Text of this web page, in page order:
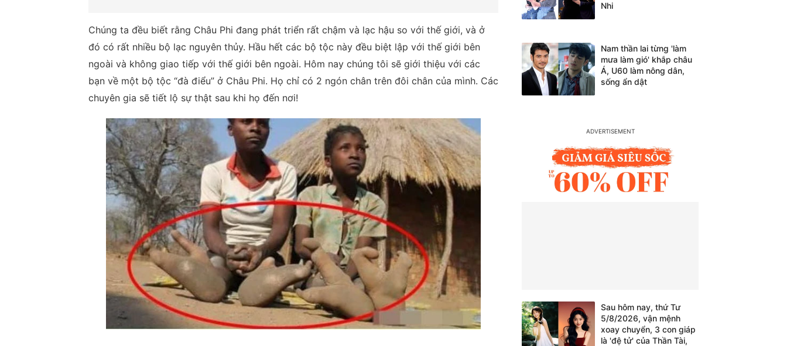
Chúng ta đều biết rằng Châu Phi đang phát triển rất chậm và lạc hậu so với thế giới, và ở
đó có rất nhiều bộ lạc nguyên thủy. Hầu hết các bộ tộc này đều biệt lập với thế giới bên
ngoài và không giao tiếp với thế giới bên ngoài. Hôm nay chúng tôi sẽ giới thiệu với các
bạn về một bộ tộc “đà điểu” ở Châu Phi. Họ chỉ có 2 ngón chân trên đôi chân của mình. Các
chuyên gia sẽ tiết lộ sự thật sau khi họ đến nơi!
Nhi
Nam thần lai từng 'làm
mưa làm gió' khắp châu
Á, U60 làm nông dân,
sống ẩn dật
Sau hôm nay, thứ Tư
5/8/2026, vận mệnh
xoay chuyển, 3 con giáp
là 'đệ tử' của Thần Tài,